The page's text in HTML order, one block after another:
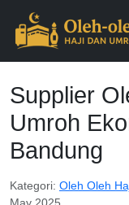
Supplier
Umroh
Bandung
Kategori: Oleh Oleh